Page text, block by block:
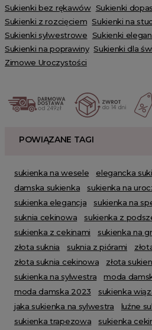
Sukienki bez rękawów Sukienki
Sukienki z rozcięciem Sukienki na
Sukienki sylwestrowe Sukienki
Sukienki na poprawiny Sukienki dla
Zimowe Uroczystości
POWIĄZANE TAGI
sukienka na wesele elegancka
damska sukienka
sukienka na
sukienka elegancja
sukienka na
suknia cekinowa
sukienka z
sukienka z cekinami
sukienka na
złota suknia
suknia z piórami
złota suknia cekinowa
złota
sukienka na sylwestra
moda
moda damska 2023
sukienka
jaka sukienka na sylwestra
luźne
sukienka trapezowa
sukienka